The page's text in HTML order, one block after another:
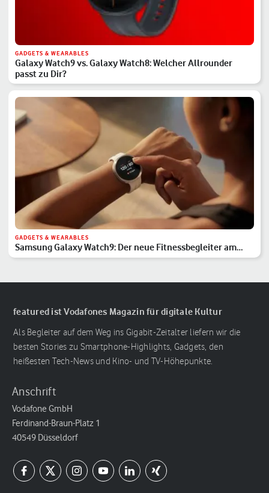
GADGETS & WEARABLES
Galaxy Watch9 vs. Galaxy Watch8: Welcher Allrounder
passt zu Dir?
GADGETS & WEARABLES
Samsung Galaxy Watch9: Der neue Fitnessbegleiter am
Handgelenk
featured ist Vodafones Magazin für digitale Kultur
Als Begleiter auf dem Weg ins Gigabit-Zeitalter liefern wir die
besten Stories zu Smartphone-Highlights, Gadgets, den
heißesten Tech-News und Kino- und TV-Höhepunkte.
Anschrift
Vodafone GmbH
Ferdinand-Braun-Platz 1
40549 Düsseldorf